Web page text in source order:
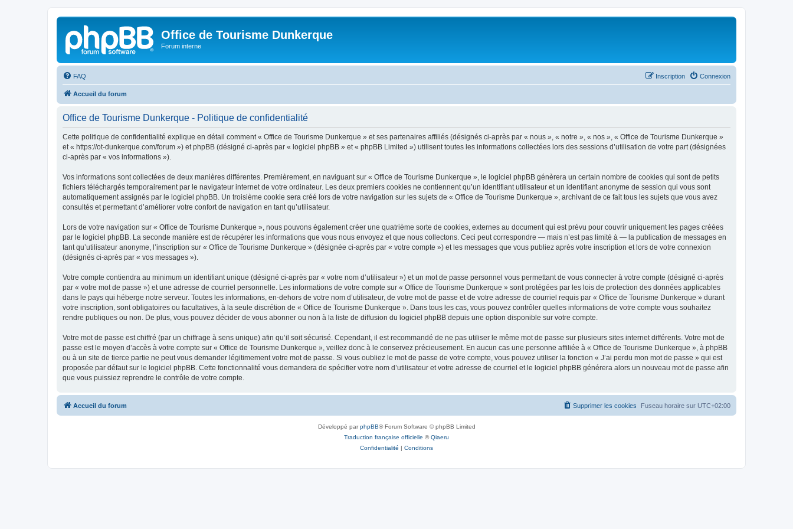
Office de Tourisme Dunkerque
Forum interne
FAQ Connexion
Inscription
Accueil du forum
Office de Tourisme Dunkerque - Politique de confidentialité
Cette politique de confidentialité explique en détail comment « Office de Tourisme Dunkerque » et ses partenaires affiliés (désignés ci-après par « nous », « notre », « nos », « Office de Tourisme Dunkerque »
et « https://ot-dunkerque.com/forum ») et phpBB (désigné ci-après par « logiciel phpBB » et « phpBB Limited ») utilisent toutes les informations collectées lors des sessions d’utilisation de votre part (désignées
ci-après par « vos informations »).
Vos informations sont collectées de deux manières différentes. Premièrement, en naviguant sur « Office de Tourisme Dunkerque », le logiciel phpBB génèrera un certain nombre de cookies qui sont de petits
fichiers téléchargés temporairement par le navigateur internet de votre ordinateur. Les deux premiers cookies ne contiennent qu’un identifiant utilisateur et un identifiant anonyme de session qui vous sont
automatiquement assignés par le logiciel phpBB. Un troisième cookie sera créé lors de votre navigation sur les sujets de « Office de Tourisme Dunkerque », archivant de ce fait tous les sujets que vous avez
consultés et permettant d’améliorer votre confort de navigation en tant qu’utilisateur.
Lors de votre navigation sur « Office de Tourisme Dunkerque », nous pouvons également créer une quatrième sorte de cookies, externes au document qui est prévu pour couvrir uniquement les pages créées
par le logiciel phpBB. La seconde manière est de récupérer les informations que vous nous envoyez et que nous collectons. Ceci peut correspondre — mais n’est pas limité à — la publication de messages en
tant qu’utilisateur anonyme, l’inscription sur « Office de Tourisme Dunkerque » (désignée ci-après par « votre compte ») et les messages que vous publiez après votre inscription et lors de votre connexion
(désignés ci-après par « vos messages »).
Votre compte contiendra au minimum un identifiant unique (désigné ci-après par « votre nom d’utilisateur ») et un mot de passe personnel vous permettant de vous connecter à votre compte (désigné ci-après
par « votre mot de passe ») et une adresse de courriel personnelle. Les informations de votre compte sur « Office de Tourisme Dunkerque » sont protégées par les lois de protection des données applicables
dans le pays qui héberge notre serveur. Toutes les informations, en-dehors de votre nom d’utilisateur, de votre mot de passe et de votre adresse de courriel requis par « Office de Tourisme Dunkerque » durant
votre inscription, sont obligatoires ou facultatives, à la seule discrétion de « Office de Tourisme Dunkerque ». Dans tous les cas, vous pouvez contrôler quelles informations de votre compte vous souhaitez
rendre publiques ou non. De plus, vous pouvez décider de vous abonner ou non à la liste de diffusion du logiciel phpBB depuis une option disponible sur votre compte.
Votre mot de passe est chiffré (par un chiffrage à sens unique) afin qu’il soit sécurisé. Cependant, il est recommandé de ne pas utiliser le même mot de passe sur plusieurs sites internet différents. Votre mot de
passe est le moyen d’accès à votre compte sur « Office de Tourisme Dunkerque », veillez donc à le conservez précieusement. En aucun cas une personne affiliée à « Office de Tourisme Dunkerque », à phpBB
ou à un site de tierce partie ne peut vous demander légitimement votre mot de passe. Si vous oubliez le mot de passe de votre compte, vous pouvez utiliser la fonction « J’ai perdu mon mot de passe » qui est
proposée par défaut sur le logiciel phpBB. Cette fonctionnalité vous demandera de spécifier votre nom d’utilisateur et votre adresse de courriel et le logiciel phpBB générera alors un nouveau mot de passe afin
que vous puissiez reprendre le contrôle de votre compte.
Accueil du forum Fuseau horaire sur UTC+02:00
Supprimer les cookies
Développé parphpBB® Forum Software © phpBB Limited
Traduction française officielle ©Qiaeru
Confidentialité | Conditions